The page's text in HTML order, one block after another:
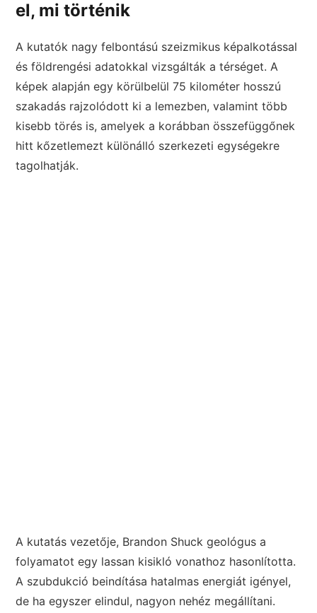
el, mi történik
A kutatók nagy felbontású szeizmikus képalkotással
és földrengési adatokkal vizsgálták a térséget. A
képek alapján egy körülbelül 75 kilométer hosszú
szakadás rajzolódott ki a lemezben, valamint több
kisebb törés is, amelyek a korábban összefüggőnek
hitt kőzetlemezt különálló szerkezeti egységekre
tagolhatják.
A kutatás vezetője, Brandon Shuck geológus a
folyamatot egy lassan kisikló vonathoz hasonlította.
A szubdukció beindítása hatalmas energiát igényel,
de ha egyszer elindul, nagyon nehéz megállítani.